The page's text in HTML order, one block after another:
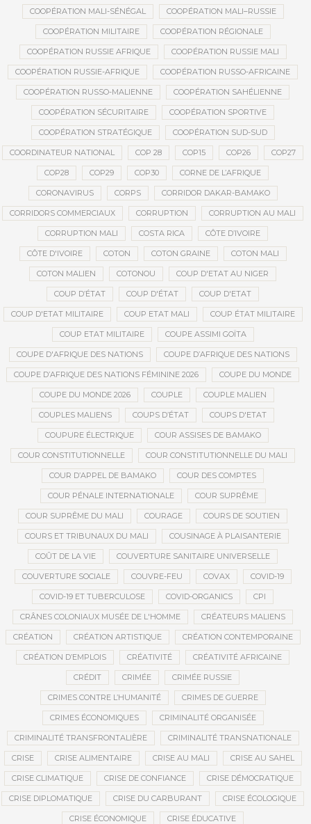
COOPÉRATION MALI-SÉNÉGAL COOPÉRATION MALI–RUSSIE
COOPÉRATION MILITAIRE COOPÉRATION RÉGIONALE
COOPÉRATION RUSSIE AFRIQUE COOPÉRATION RUSSIE MALI
COOPÉRATION RUSSIE-AFRIQUE COOPÉRATION RUSSO-AFRICAINE
COOPÉRATION RUSSO-MALIENNE COOPÉRATION SAHÉLIENNE
COOPÉRATION SÉCURITAIRE COOPÉRATION SPORTIVE
COOPÉRATION STRATÉGIQUE COOPÉRATION SUD-SUD
COORDINATEUR NATIONAL COP 28 COP15 COP26 COP27
COP28 COP29 COP30 CORNE DE L’AFRIQUE
CORONAVIRUS CORPS CORRIDOR DAKAR-BAMAKO
CORRIDORS COMMERCIAUX CORRUPTION CORRUPTION AU MALI
CORRUPTION MALI COSTA RICA CÔTE D’IVOIRE
CÔTE D'IVOIRE COTON COTON GRAINE COTON MALI
COTON MALIEN COTONOU COUP D'ETAT AU NIGER
COUP D’ÉTAT COUP D'ÉTAT COUP D'ETAT
COUP D'ETAT MILITAIRE COUP ETAT MALI COUP ÉTAT MILITAIRE
COUP ETAT MILITAIRE COUPE ASSIMI GOÏTA
COUPE D'AFRIQUE DES NATIONS COUPE D’AFRIQUE DES NATIONS
COUPE D’AFRIQUE DES NATIONS FÉMININE 2026 COUPE DU MONDE
COUPE DU MONDE 2026 COUPLE COUPLE MALIEN
COUPLES MALIENS COUPS D’ÉTAT COUPS D'ETAT
COUPURE ÉLECTRIQUE COUR ASSISES DE BAMAKO
COUR CONSTITUTIONNELLE COUR CONSTITUTIONNELLE DU MALI
COUR D’APPEL DE BAMAKO COUR DES COMPTES
COUR PÉNALE INTERNATIONALE COUR SUPRÊME
COUR SUPRÊME DU MALI COURAGE COURS DE SOUTIEN
COURS ET TRIBUNAUX DU MALI COUSINAGE À PLAISANTERIE
COÛT DE LA VIE COUVERTURE SANITAIRE UNIVERSELLE
COUVERTURE SOCIALE COUVRE-FEU COVAX COVID-19
COVID-19 ET TUBERCULOSE COVID-ORGANICS CPI
CRÂNES COLONIAUX MUSÉE DE L'HOMME CRÉATEURS MALIENS
CRÉATION CRÉATION ARTISTIQUE CRÉATION CONTEMPORAINE
CRÉATION D’EMPLOIS CRÉATIVITÉ CRÉATIVITÉ AFRICAINE
CRÉDIT CRIMÉE CRIMÉE RUSSIE
CRIMES CONTRE L’HUMANITÉ CRIMES DE GUERRE
CRIMES ÉCONOMIQUES CRIMINALITÉ ORGANISÉE
CRIMINALITÉ TRANSFRONTALIÈRE CRIMINALITÉ TRANSNATIONALE
CRISE CRISE ALIMENTAIRE CRISE AU MALI CRISE AU SAHEL
CRISE CLIMATIQUE CRISE DE CONFIANCE CRISE DÉMOCRATIQUE
CRISE DIPLOMATIQUE CRISE DU CARBURANT CRISE ÉCOLOGIQUE
CRISE ÉCONOMIQUE CRISE ÉDUCATIVE